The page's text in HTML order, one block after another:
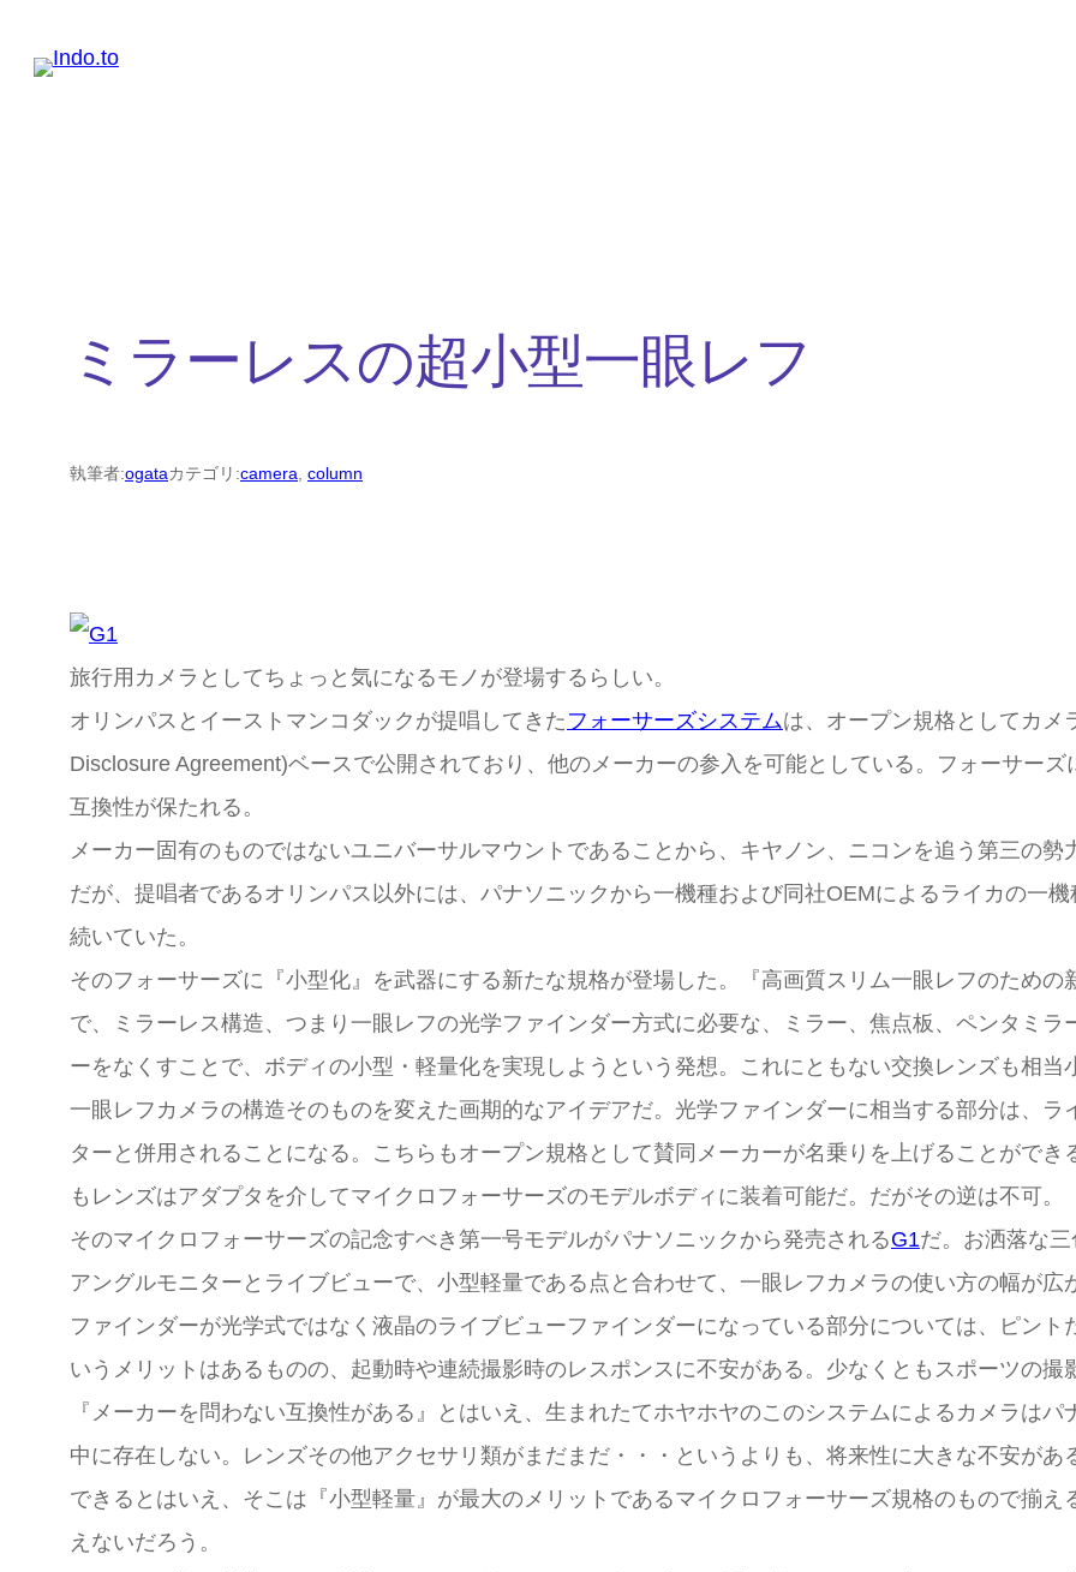
ミラーレスの超小型一眼レフ
執筆者:ogataカテゴリ:camera, column
旅行用カメラとしてちょっと気になるモノが登場するらしい。
オリンパスとイーストマンコダックが提唱してきた フォーサーズシステムは、オープン規格としてカメ
Disclosure Agreement)ベースで公開されており、他のメーカーの参入を可能としている。フォーサー
互換性が保たれる。
メーカー固有のものではないユニバーサルマウントであることから、キヤノン、ニコンを追う第三の
だが、提唱者であるオリンパス以外には、パナソニックから一機種および同社OEMによるライカの一
続いていた。
そのフォーサーズに『小型化』を武器にする新たな規格が登場した。『高画質スリム一眼レフのための
で、ミラーレス構造、つまり一眼レフの光学ファインダー方式に必要な、ミラー、焦点板、ペンタミ
ーをなくすことで、ボディの小型・軽量化を実現しようという発想。これにともない交換レンズも相当
一眼レフカメラの構造そのものを変えた画期的なアイデアだ。光学ファインダーに相当する部分は、
ターと併用されることになる。こちらもオープン規格として賛同メーカーが名乗りを上げることがで
もレンズはアダプタを介してマイクロフォーサーズのモデルボディに装着可能だ。だがその逆は不可。
そのマイクロフォーサーズの記念すべき第一号モデルがパナソニックから発売されるG1だ。お洒落な
アングルモニターとライブビューで、小型軽量である点と合わせて、一眼レフカメラの使い方の幅が広
ファインダーが光学式ではなく液晶のライブビューファインダーになっている部分については、ピン
いうメリットはあるものの、起動時や連続撮影時のレスポンスに不安がある。少なくともスポーツの撮
『メーカーを問わない互換性がある』とはいえ、生まれたてホヤホヤのこのシステムによるカメラは
中に存在しない。レンズその他アクセサリ類がまだまだ・・・というよりも、将来性に大きな不安が
できるとはいえ、そこは『小型軽量』が最大のメリットであるマイクロフォーサーズ規格のもので揃
えないだろう。